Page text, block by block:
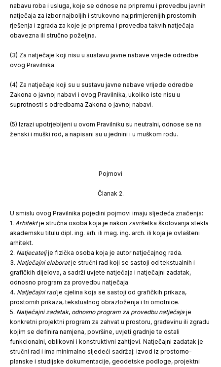
nabavu roba i usluga, koje se odnose na pripremu i provedbu javnih
natječaja za izbor najboljih i strukovno najprimjerenijih prostornih
rješenja i zgrada za koje je priprema i provedba takvih natječaja
obavezna ili stručno poželjna.
(3) Za natječaje koji nisu u sustavu javne nabave vrijede odredbe
ovog Pravilnika.
(4) Za natječaje koji su u sustavu javne nabave vrijede odredbe
Zakona o javnoj nabavi i ovog Pravilnika, ukoliko iste nisu u
suprotnosti s odredbama Zakona o javnoj nabavi.
(5) Izrazi upotrjebljeni u ovom Pravilniku su neutralni, odnose se na
ženski i muški rod, a napisani su u jednini i u muškom rodu.
Pojmovi
Članak 2.
U smislu ovog Pravilnika pojedini pojmovi imaju sljedeća značenja:
1. Arhitektje stručna osoba koja je nakon završetka školovanja stekla
akademsku titulu dipl. ing. arh. ili mag. ing. arch. ili koja je ovlašteni
arhitekt.
2. Natjecateljje fizička osoba koja je autor natječajnog rada.
3. Natječajni elaboratje stručni rad koji se sastoji od tekstualnih i
grafičkih dijelova, a sadrži uvjete natječaja i natječajni zadatak,
odnosno program za provedbu natječaja.
4. Natječajni radje cjelina koja se sastoji od grafičkih prikaza,
prostornih prikaza, tekstualnog obrazloženja i tri omotnice.
5. Natječajni zadatak, odnosno program za provedbu natječaja je
konkretni projektni program za zahvat u prostoru, građevinu ili zgradu
kojim se definira namjena, površine, uvjeti gradnje te ostali
funkcionalni, oblikovni i konstruktivni zahtjevi. Natječajni zadatak je
stručni rad i ima minimalno sljedeći sadržaj: izvod iz prostorno-
planske i studijske dokumentacije, geodetske podloge, projektni